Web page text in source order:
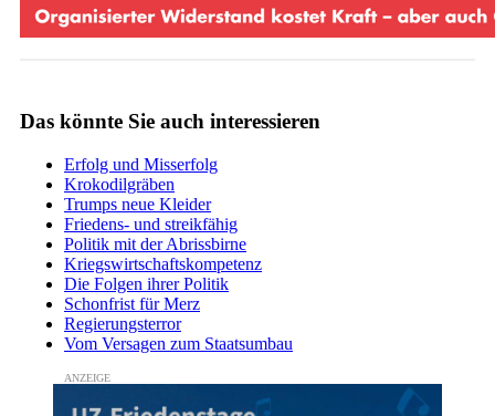
Das könnte Sie auch interessieren
Erfolg und Misserfolg
Krokodilgräben
Trumps neue Kleider
Friedens- und streikfähig
Politik mit der Abrissbirne
Kriegswirtschaftskompetenz
Die Folgen ihrer Politik
Schonfrist für Merz
Regierungsterror
Vom Versagen zum Staatsumbau